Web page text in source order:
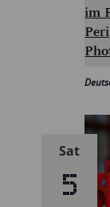
im
Sat
5